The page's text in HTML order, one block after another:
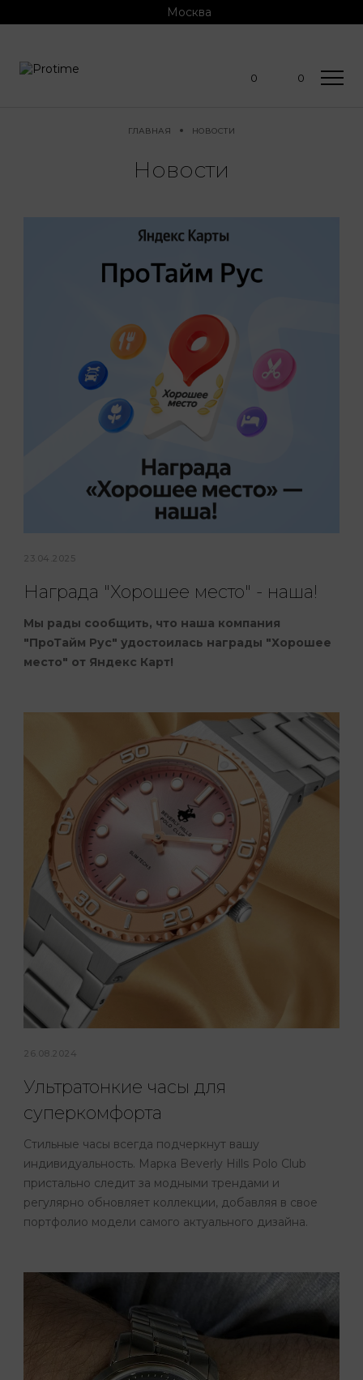
Москва
0 0
ГЛАВНАЯ НОВОСТИ
Новости
23.04.2025
Награда "Хорошее место" - наша!
Мы рады сообщить, что наша компания
"ПроТайм Рус" удостоилась награды "Хорошее
место" от Яндекс Карт!
26.08.2024
Ультратонкие часы для
суперкомфорта
Стильные часы всегда подчеркнут вашу
индивидуальность. Марка Beverly Hills Polo Club
пристально следит за модными трендами и
регулярно обновляет коллекции, добавляя в свое
портфолио модели самого актуального дизайна.